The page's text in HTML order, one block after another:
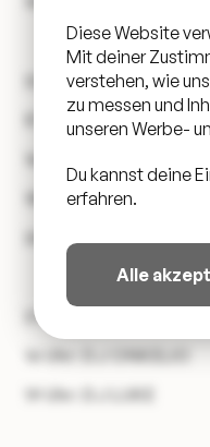
22.10.
STADTSTRAND
18 Uhr: DJ MAX BOEK
27.10.
19 Uhr: DJ LUKE
Diese Website
Mit deiner
verstehen, wie
zu messen und
unseren Werbe-
Du kannst deine
erfahren.
Alle